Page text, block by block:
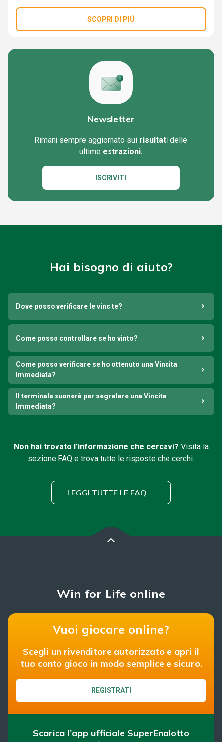
SCOPRI DI PIÚ
Newsletter
Rimani sempre aggiornato sui risultati delle
ultime estrazioni.
ISCRIVITI
Hai bisogno di aiuto?
Dove posso verificare le vincite?
Come posso controllare se ho vinto?
Come posso verificare se ho ottenuto una Vincita
Immediata?
Il terminale suonerà per segnalare una Vincita
Immediata?
Non hai trovato l’informazione che cercavi? Visita la
sezione FAQ e trova tutte le risposte che cerchi.
LEGGI TUTTE LE FAQ
arrow_upward
Win for Life online
Vuoi giocare online?
Scegli un rivenditore autorizzato e apri il
tuo conto gioco in modo semplice e sicuro.
REGISTRATI
Scarica l’app ufficiale SuperEnalotto